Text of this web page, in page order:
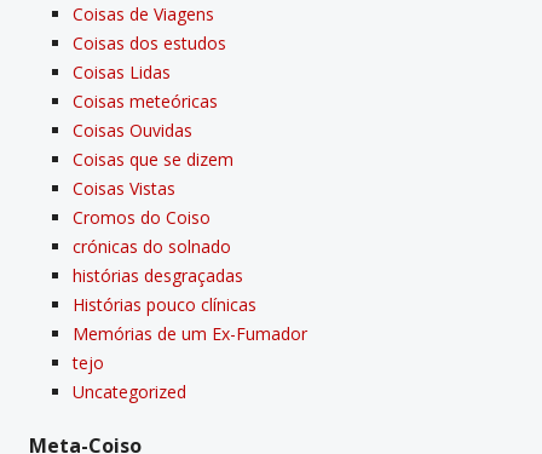
Coisas de Viagens
Coisas dos estudos
Coisas Lidas
Coisas meteóricas
Coisas Ouvidas
Coisas que se dizem
Coisas Vistas
Cromos do Coiso
crónicas do solnado
histórias desgraçadas
Histórias pouco clí­nicas
Memórias de um Ex-Fumador
tejo
Uncategorized
Meta-Coiso